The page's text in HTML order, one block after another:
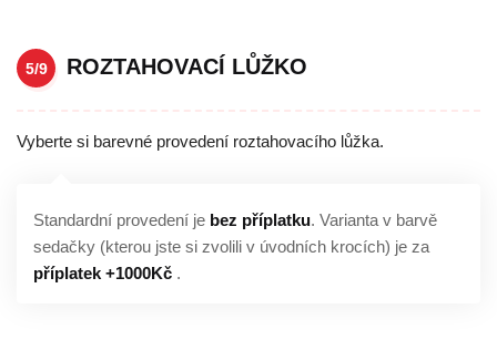
5/9 ROZTAHOVACÍ LŮŽKO
Vyberte si barevné provedení roztahovacího lůžka.
Standardní provedení je bez příplatku. Varianta v barvě
sedačky (kterou jste si zvolili v úvodních krocích) je za
příplatek +1000Kč .